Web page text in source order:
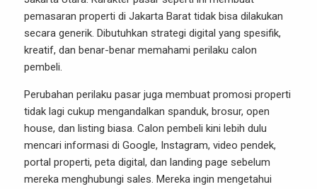
pemasaran properti di Jakarta Barat tidak bisa dilakukan
secara generik. Dibutuhkan strategi digital yang spesifik,
kreatif, dan benar-benar memahami perilaku calon
pembeli.
Perubahan perilaku pasar juga membuat promosi properti
tidak lagi cukup mengandalkan spanduk, brosur, open
house, dan listing biasa. Calon pembeli kini lebih dulu
mencari informasi di Google, Instagram, video pendek,
portal properti, peta digital, dan landing page sebelum
mereka menghubungi sales. Mereka ingin mengetahui